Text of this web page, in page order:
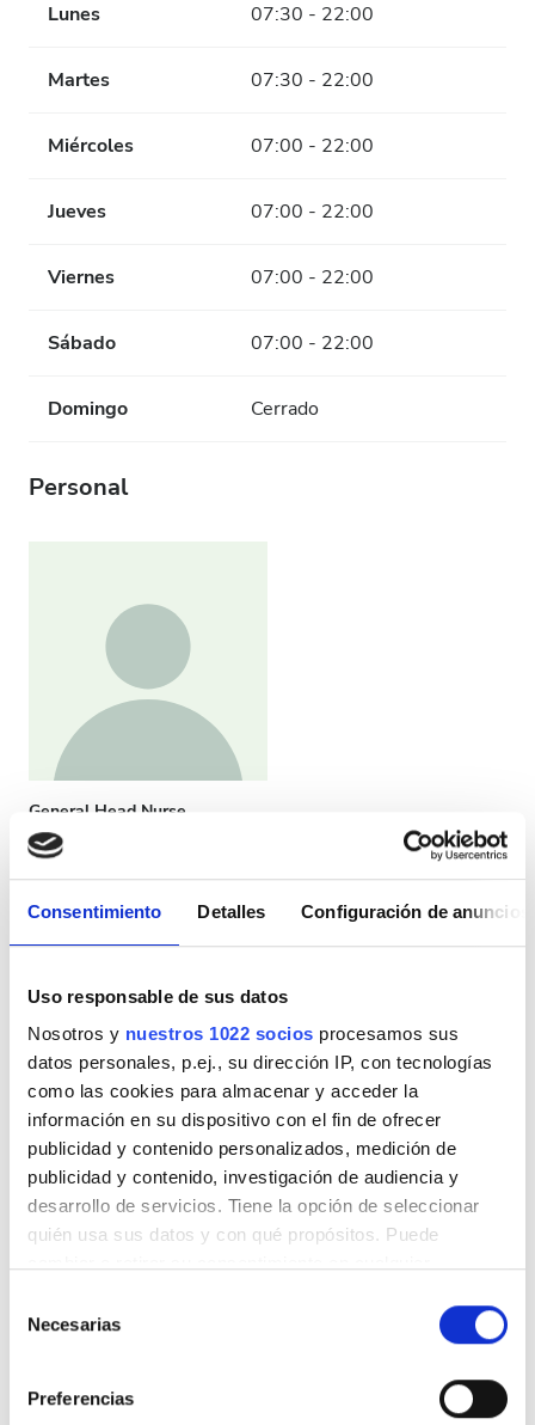
Consentimiento Detalles Configuración de anuncios
Uso responsable de sus datos
Nosotros y nuestros 1022 socios procesamos sus
datos personales, p.ej., su dirección IP, con tecnologías
como las cookies para almacenar y acceder la
información en su dispositivo con el fin de ofrecer
publicidad y contenido personalizados, medición de
publicidad y contenido, investigación de audiencia y
desarrollo de servicios. Tiene la opción de seleccionar
quién usa sus datos y con qué propósitos. Puede
el Menú de consentimiento.
Recopilar información sobre su ubicación
Necesarias
Preferencias
Lunes 07:30 - 22:00
Martes 07:30 - 22:00
Miércoles 07:00 - 22:00
Jueves 07:00 - 22:00
Viernes 07:00 - 22:00
Sábado 07:00 - 22:00
Domingo Cerrado
Personal
General Head Nurse
Sylvie BONNET
Head Nurse
Zainab BOUFAR
Opciones de pago
Tarjetas de crédito